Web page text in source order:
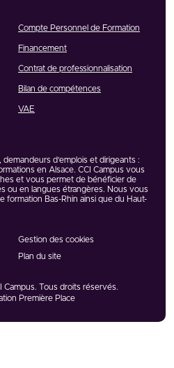
Compte Personnel de Formation
Financement
Contrat de professionnalisation
Bilan de compétences
VAE
d’emplois et dirigeants :
en Alsace. CCI Campus vous
et vous permet de bénéficier de
ou en langues étrangères. Nous vous
formation Bas-Rhin ainsi que du Haut-
Gestion des cookies
Plan du site
Campus. Tous droits réservés.
Première Place